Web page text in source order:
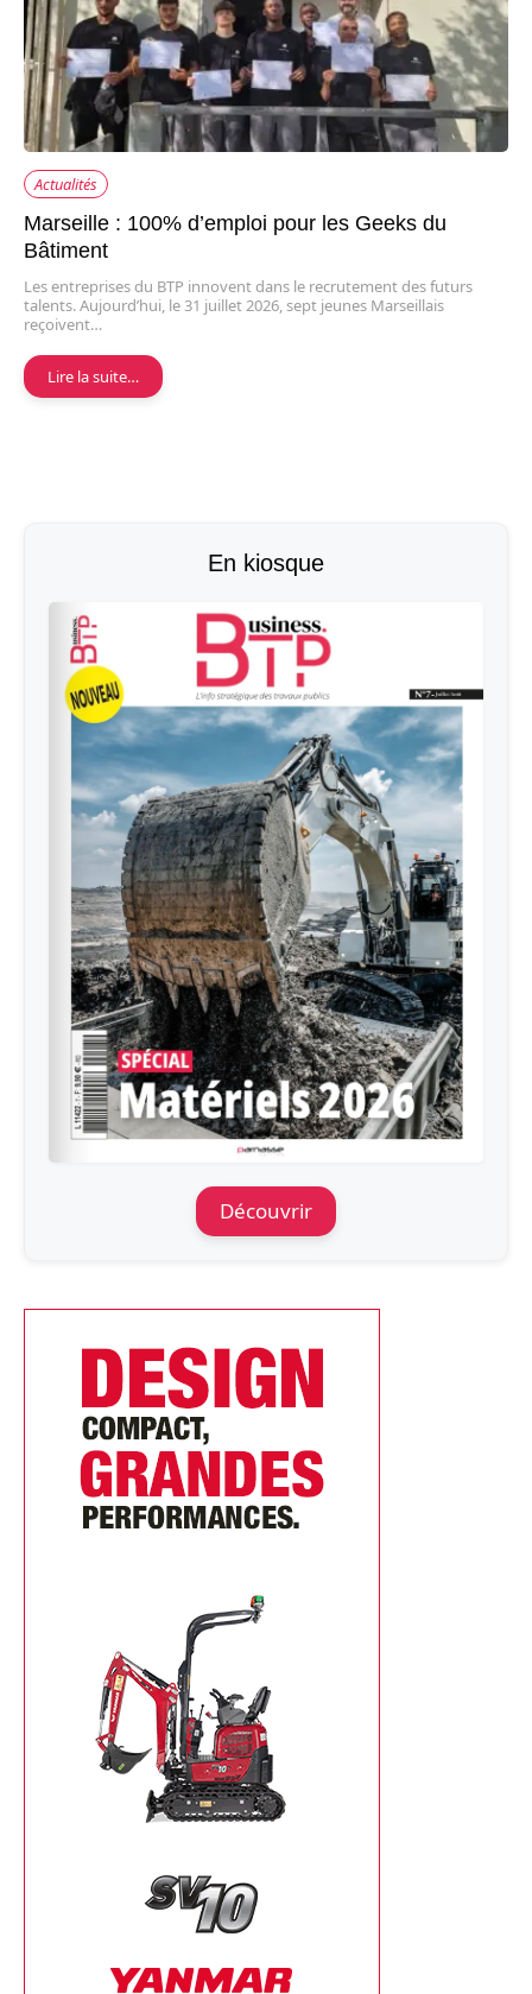
Actualités
Marseille : 100% d’emploi pour les Geeks du
Bâtiment
Les entreprises du BTP innovent dans le recrutement des futurs
talents. Aujourd’hui, le 31 juillet 2026, sept jeunes Marseillais
reçoivent…
Lire la suite…
En kiosque
Découvrir